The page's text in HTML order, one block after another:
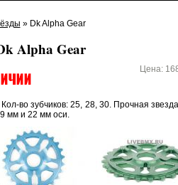
» Dk Alpha Gear
Alpha Gear
Цена:
во зубчиков: 25, 28, 30. Прочная
мм и 22 мм оси.